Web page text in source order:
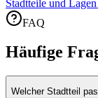
Stadtteile und
FAQ
Häufige
Welcher Stadtteil